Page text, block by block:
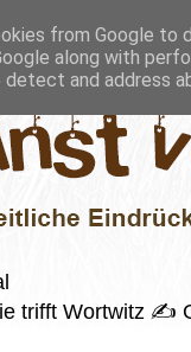
trifft Wortwitz ✍️
from Google to
along with
and address